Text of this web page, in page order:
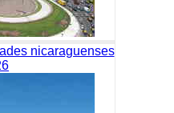
nicaraguenses